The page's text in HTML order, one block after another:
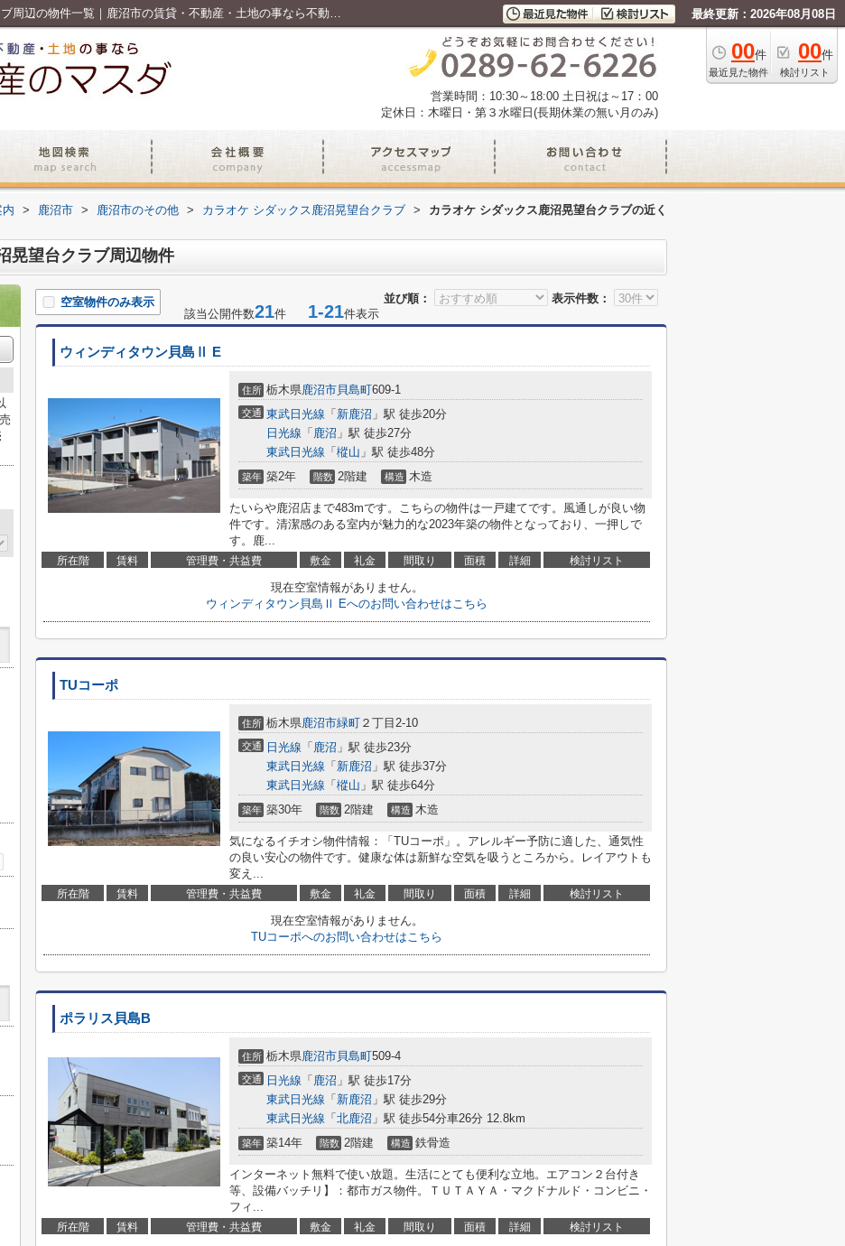
カラオケ シダックス鹿沼晃望台クラブ周辺の物件一覧｜鹿沼市の賃貸・不動産・土地の事なら不動産のマスダ 最終更新：2026年08月08日
00件
最近見た物件
00件
検討リスト
営業時間：10:30～18:00 土日祝は～17：00
定休日：木曜日・第３水曜日(長期休業の無い月のみ)
内 > 鹿沼市 > 鹿沼市のその他 > カラオケ シダックス鹿沼晃望台クラブ >
カラオケ シダックス鹿沼晃望台クラブの近く
晃望台クラブ周辺物件
並び順： 表示件数：
空室物件のみ表示
該当公開件数21件 1-21件表示
ウィンディタウン貝島Ⅱ E
住所 栃木県鹿沼市貝島町609-1
交通 東武日光線 「 新鹿沼 」駅 徒歩20分
日光線 「 鹿沼 」駅 徒歩27分
東武日光線 「 樅山 」駅 徒歩48分
築年 築2年 階数 2階建 構造 木造
たいらや鹿沼店まで483mです。こちらの物件は一戸建てです。風通しが良い物
件です。清潔感のある室内が魅力的な2023年築の物件となっており、一押しで
す。鹿...
所在階 賃料 管理費・共益費 敷金 礼金 間取り 面積 詳細 検討リスト
現在空室情報がありません。
ウィンディタウン貝島Ⅱ Eへのお問い合わせはこちら
TUコーポ
住所 栃木県鹿沼市緑町 ２丁目2-10
交通 日光線 「 鹿沼 」駅 徒歩23分
東武日光線 「 新鹿沼 」駅 徒歩37分
東武日光線 「 樅山 」駅 徒歩64分
築年 築30年 階数 2階建 構造 木造
気になるイチオシ物件情報：「TUコーポ」。アレルギー予防に適した、通気性
の良い安心の物件です。健康な体は新鮮な空気を吸うところから。レイアウトも
変え...
所在階 賃料 管理費・共益費 敷金 礼金 間取り 面積 詳細 検討リスト
現在空室情報がありません。
TUコーポへのお問い合わせはこちら
ポラリス貝島B
住所 栃木県鹿沼市貝島町509-4
交通 日光線 「 鹿沼 」駅 徒歩17分
東武日光線 「 新鹿沼 」駅 徒歩29分
東武日光線 「 北鹿沼 」駅 徒歩54分車26分 12.8km
築年 築14年 階数 2階建 構造 鉄骨造
インターネット無料で使い放題。生活にとても便利な立地。エアコン２台付き
等、設備バッチリ】：都市ガス物件。ＴＵＴＡＹＡ・マクドナルド・コンビニ・
フィ...
所在階 賃料 管理費・共益費 敷金 礼金 間取り 面積 詳細 検討リスト